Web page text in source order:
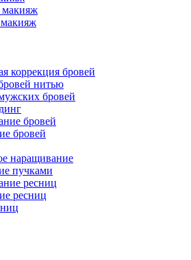
макияж
коррекция бровей
нитью
бровей
бровей
бровей
наращивание
пучками
ресниц
ресниц